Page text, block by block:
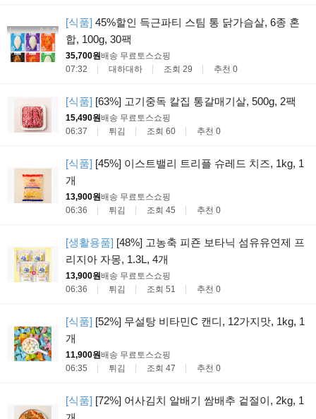
[식품] 45%할인 득근파티 스팀 통 닭가슴살, 6종 혼
합, 100g, 30팩
35,700원배송 무료토스쇼핑
07:32
대하대하 조회 29 추천 0
[식품] [63%] 고기중독 칼집 통갈매기살, 500g, 2팩
15,490원배송 무료토스쇼핑
06:37
튀김 조회 60 추천 0
[식품] [45%] 이스트밸리 트리플 슈레드 치즈, 1kg, 1
개
13,900원배송 무료토스쇼핑
06:36
튀김 조회 45 추천 0
[생활용품] [48%] 고농축 피죤 보타닉 섬유유연제 프
리지아 자몽, 1.3L, 4개
13,900원배송 무료토스쇼핑
06:36
튀김 조회 51 추천 0
[식품] [52%] 무설탕 비타민C 캔디, 12가지맛, 1kg, 1
개
11,900원배송 무료토스쇼핑
06:35
튀김 조회 47 추천 0
[식품] [72%] 어사김치 알배기 쌈배추 겉절이, 2kg, 1